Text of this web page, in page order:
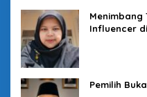
Menimbang
Influencer
Pemilih